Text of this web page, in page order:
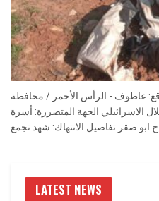
عاطوف - الرأس الأحمر / محافظة
الاسرائيلي الجهة المتضررة: أسرة
LATEST NEWS